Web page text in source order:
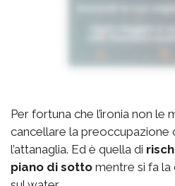
Per fortuna che l’ironia non le
cancellare la preoccupazione
l’attanaglia. Ed è quella di
piano di sotto mentre si fa la